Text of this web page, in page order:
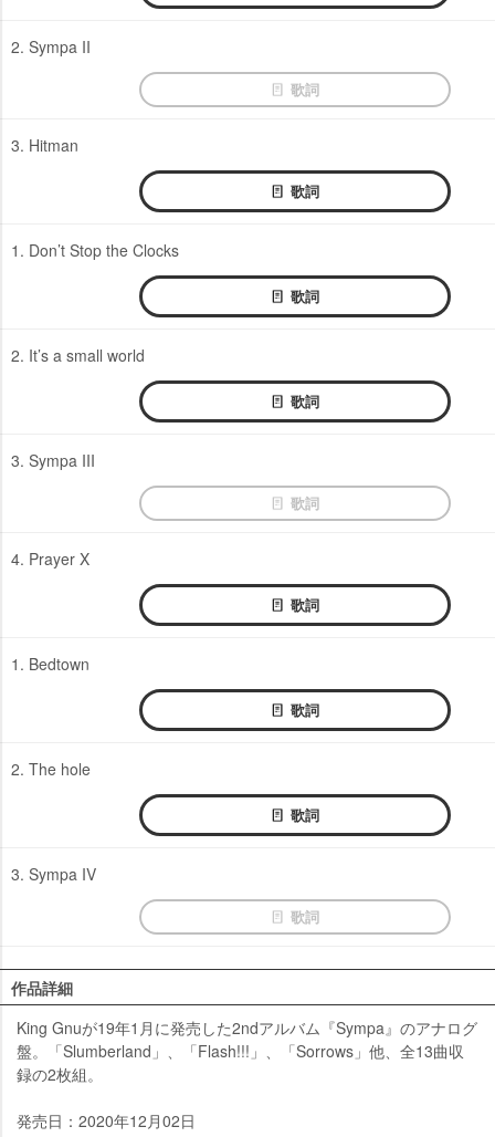
2. Sympa II
歌詞
3. Hitman
歌詞
1. Don’t Stop the Clocks
歌詞
2. It’s a small world
歌詞
3. Sympa III
歌詞
4. Prayer X
歌詞
1. Bedtown
歌詞
2. The hole
歌詞
3. Sympa IV
歌詞
作品詳細
King Gnuが19年1月に発売した2ndアルバム『Sympa』のアナログ
盤。「Slumberland」、「Flash!!!」、「Sorrows」他、全13曲収
録の2枚組。
発売日：2020年12月02日